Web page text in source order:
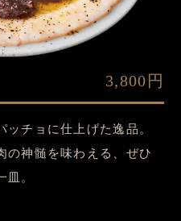
3,800円
チョに仕上げた逸品。
の神髄を味わえる、ぜひ
。